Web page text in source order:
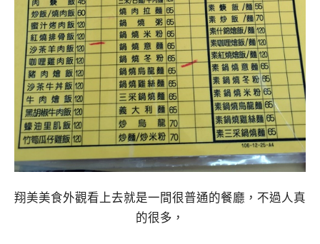
翔美美食外觀看上去就是一間很普通的餐廳，不過人真
的很多，